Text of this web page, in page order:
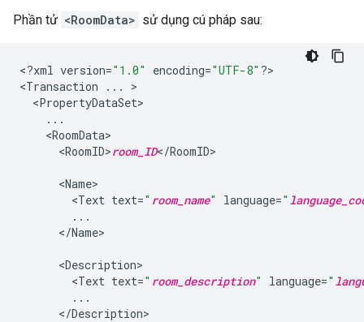
Phần tử <RoomData> sử dụng cú pháp sau:
<?xml version="1.0" encoding="UTF-8" ?>
<Transaction ...
<PropertyDataSet
...
<RoomData
<RoomID>room_ID</RoomID>
<Name
<Text text=" room_name" language="
...
</Name>
<Description
<Text text=" room_description" language="
...
</Description>